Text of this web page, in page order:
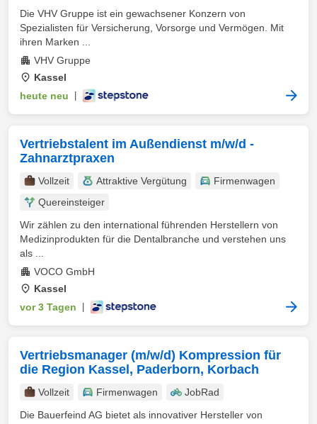
Die VHV Gruppe ist ein gewachsener Konzern von
Spezialisten für Versicherung, Vorsorge und Vermögen. Mit
ihren Marken ...
VHV Gruppe
Kassel
heute neu
Vertriebstalent im Außendienst m/w/d -
Zahnarztpraxen
Vollzeit Attraktive Vergütung
Firmenwagen
Quereinsteiger
Wir zählen zu den international führenden Herstellern von
Medizinprodukten für die Dentalbranche und verstehen uns
als ...
VOCO GmbH
Kassel
vor 3 Tagen
Vertriebsmanager (m/w/d) Kompression für
die Region Kassel, Paderborn, Korbach
Vollzeit Firmenwagen
JobRad
Die Bauerfeind AG bietet als innovativer Hersteller von